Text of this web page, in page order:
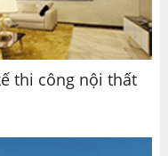
thi công nội thất